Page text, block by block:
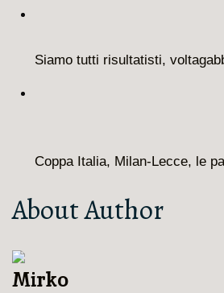
Siamo tutti risultatisti,
Coppa Italia, Milan-Lecce, le
About Author
Mirko